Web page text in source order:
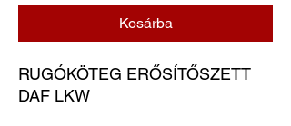
Kosárba
RUGÓKÖTEG ERŐSÍTŐSZETT
DAF LKW